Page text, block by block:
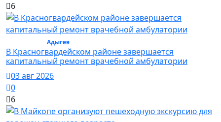
6
Адыгея/ Общество
В Красногвардейском районе завершается
капитальный ремонт врачебной амбулатории
03 авг 2026
0
6